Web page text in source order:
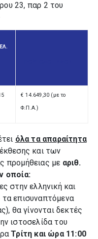
23, παρ 2 του
€ 14.649,30 (με το
Φ.Π.Α.)
όλα τα απαραίτητα
έκθεσης και των
προμήθειας με αριθ.
οποία:
στην ελληνική και
επισυναπτόμενα
θα γίνονται δεκτές
ιστοσελίδα του
Τρίτη και ώρα 11:00